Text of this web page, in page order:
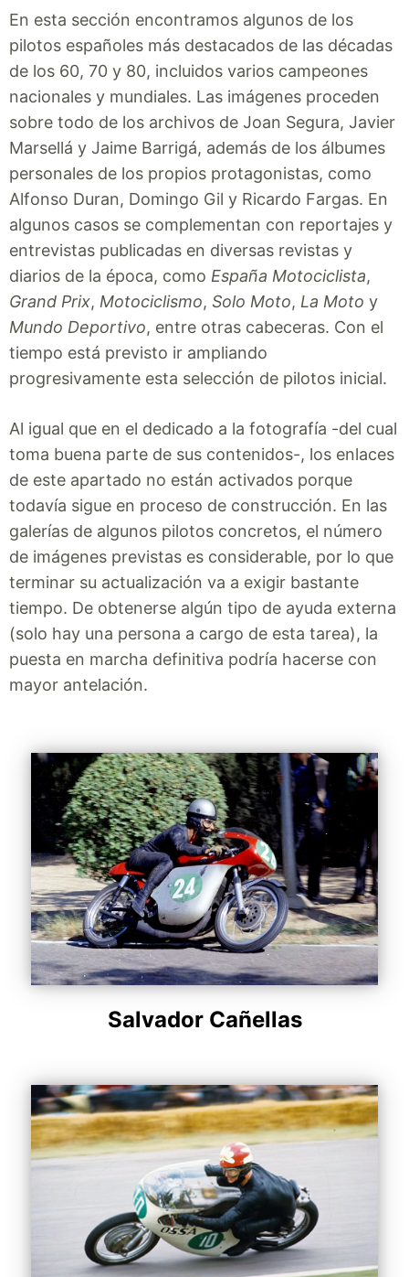
En esta sección encontramos algunos de los
pilotos españoles más destacados de las décadas
de los 60, 70 y 80, incluidos varios campeones
nacionales y mundiales. Las imágenes proceden
sobre todo de los archivos de Joan Segura, Javier
Marsellá y Jaime Barrigá, además de los álbumes
personales de los propios protagonistas, como
Alfonso Duran, Domingo Gil y Ricardo Fargas. En
algunos casos se complementan con reportajes y
entrevistas publicadas en diversas revistas y
diarios de la época, como España Motociclista,
Grand Prix, Motociclismo, Solo Moto, La Moto y
Mundo Deportivo, entre otras cabeceras. Con el
tiempo está previsto ir ampliando
progresivamente esta selección de pilotos inicial.
Al igual que en el dedicado a la fotografía -del cual
toma buena parte de sus contenidos-, los enlaces
de este apartado no están activados porque
todavía sigue en proceso de construcción. En las
galerías de algunos pilotos concretos, el número
de imágenes previstas es considerable, por lo que
terminar su actualización va a exigir bastante
tiempo. De obtenerse algún tipo de ayuda externa
(solo hay una persona a cargo de esta tarea), la
puesta en marcha definitiva podría hacerse con
mayor antelación.
Salvador Cañellas